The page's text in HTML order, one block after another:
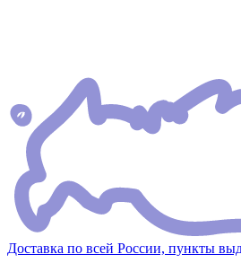
Доставка по всей России, пункты